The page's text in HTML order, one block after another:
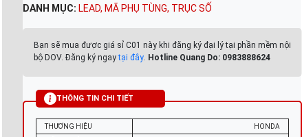
DANH MỤC: LEAD, MÃ PHỤ TÙNG, TRỤC SỐ
Bạn sẽ mua được giá sỉ C01 này khi đăng ký đại lý tại phần mềm nội
bộ DOV. Đăng ký ngaytại đây. Hotline Quang Do: 0983888624
THÔNG TIN CHI TIẾT
THƯƠNG HIỆU
HONDA